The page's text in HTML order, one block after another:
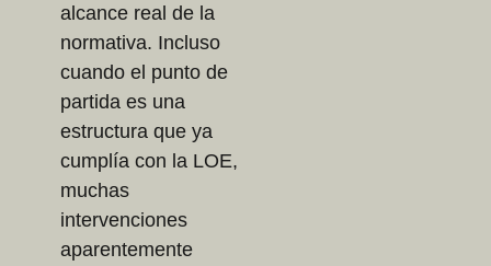
alcance real de la
normativa. Incluso
cuando el punto de
partida es una
estructura que ya
cumplía con la LOE,
muchas
intervenciones
aparentemente